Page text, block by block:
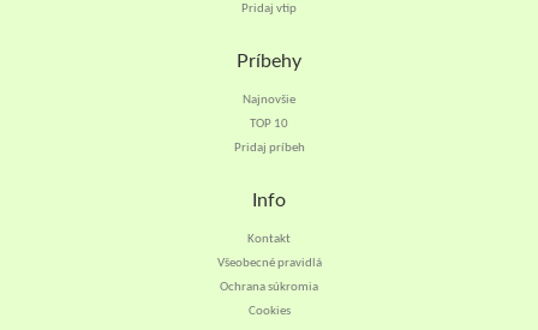
Pridaj vtip
Príbehy
Najnovšie
TOP 10
Pridaj príbeh
Info
Kontakt
Všeobecné pravidlá
Ochrana súkromia
Cookies